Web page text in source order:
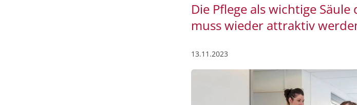
Die Pflege als wichtige
muss wieder attraktiv
13.11.2023